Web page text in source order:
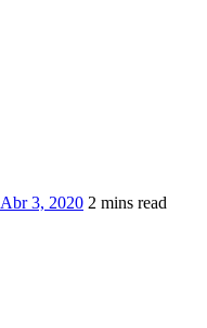
Abr 3, 2020 2 mins read